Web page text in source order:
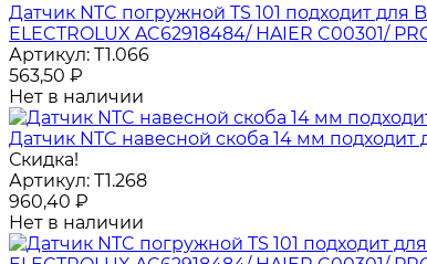
Датчик NTC погружной TS 101 подходит для
ELECTROLUX AC62918484/ HAIER C00301/
Артикул: T1.066
563,50 ₽
Нет в наличии
Датчик NTC навесной скоба 14 мм подходит
Скидка!
Артикул: T1.268
960,40 ₽
Нет в наличии